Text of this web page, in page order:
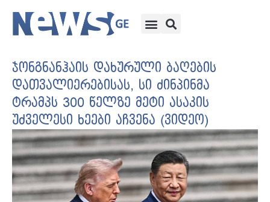
ჯონგნანჰაის დახურული ბაღების
დათვალიერებისას, სი ძინპინმა
ტრამპს 300 წელზე მეტი ასაკის
უძველესი ხეები აჩვენა (ვიდეო)